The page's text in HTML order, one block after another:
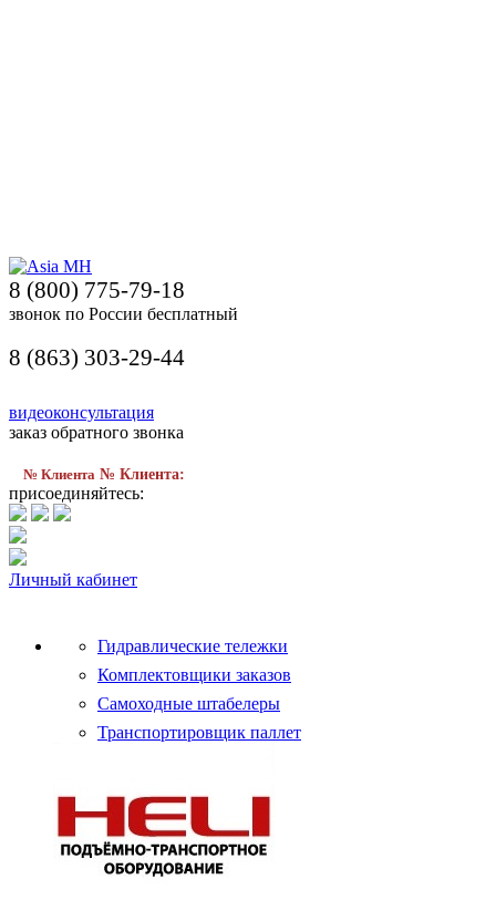
8 (800) 775-79-18
звонок по России бесплатный
8 (863) 303-29-44
видеоконсультация
заказ обратного звонка
№ Клиента № Клиента:
присоединяйтесь:
Личный кабинет
Гидравлические тележки
Комплектовщики заказов
Самоходные штабелеры
Транспортировщик паллет